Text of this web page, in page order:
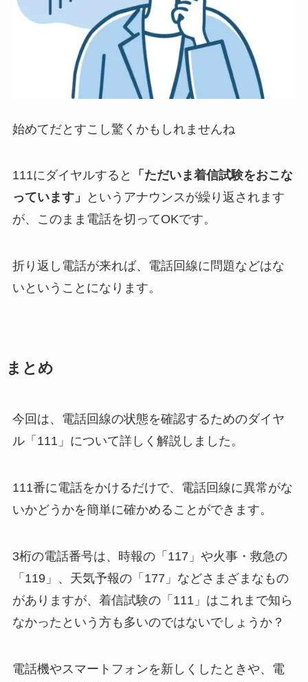
始めてだとすこし驚くかもしれませんね
111にダイヤルすると
「ただいま着信試験をおこな
っています」
というアナウンスが繰り返されます
が、このまま電話を切ってOKです。
折り返し電話が来れば、電話回線に問題などはな
いということになります。
まとめ
今回は、電話回線の状態を確認するためのダイヤ
ル「111」について詳しく解説しました。
111番に電話をかけるだけで、電話回線に異常がな
いかどうかを簡単に確かめることができます。
3桁の電話番号は、時報の「117」や火事・救急の
「119」、天気予報の「177」などさまざまなもの
がありますが、 着信試験の「111」はこれまで知ら
なかったという方も多いのではないでしょうか？
電話機やスマートフォンを新しくしたときや、電